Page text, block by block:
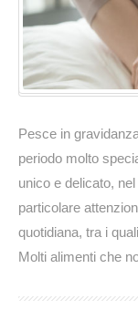
Pesce in
periodo molto
unico e delicato,
particolare
quotidiana, tra i
Molti alimenti che